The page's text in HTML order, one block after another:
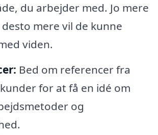
du arbejder med. Jo mere
mere vil de kunne
viden.
Bed om referencer fra
for at få en idé om
og